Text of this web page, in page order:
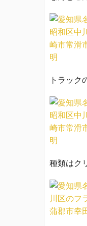
トラッ
種類はク